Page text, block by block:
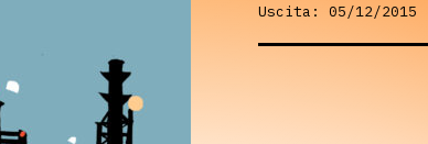
Uscita: 05/12/2015